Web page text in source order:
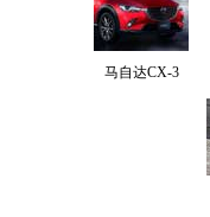
马自达CX-3